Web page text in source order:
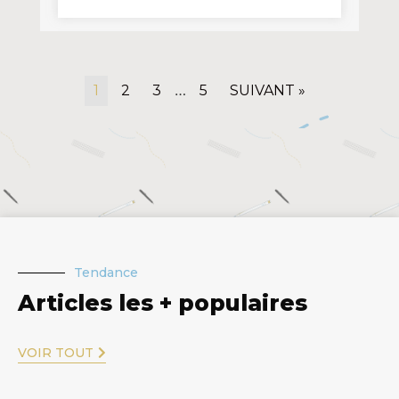
1 2 3 … 5 SUIVANT »
Tendance
Articles les + populaires
VOIR TOUT